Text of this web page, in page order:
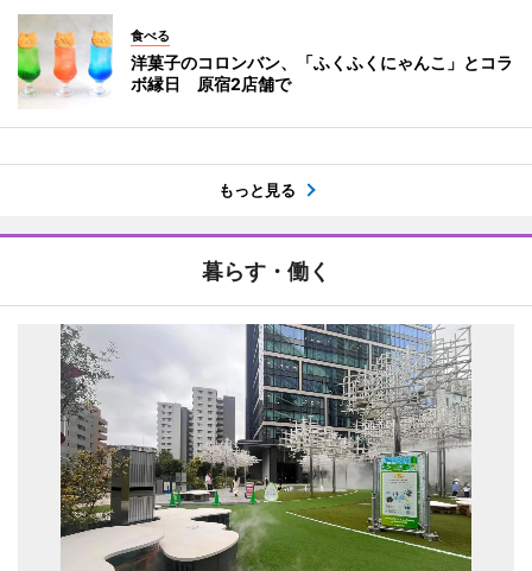
食べる
洋菓子のコロンバン、「ふくふくにゃんこ」とコラ
ボ縁日 原宿2店舗で
もっと見る
暮らす・働く